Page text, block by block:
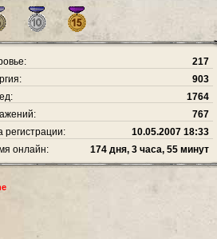
217
903
1764
767
регистрации:
10.05.2007 18:33
онлайн:
174 дня, 3 часа, 55 минут